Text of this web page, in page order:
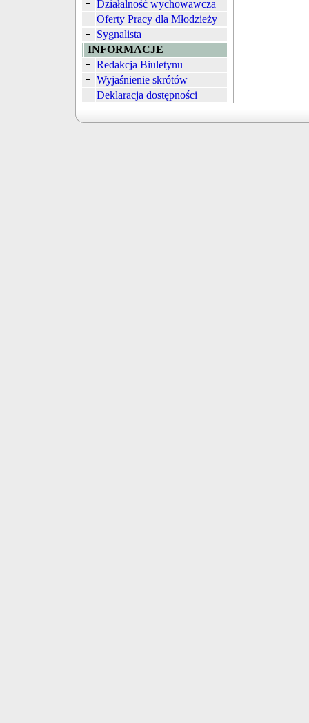
Działalność wychowawcza
Oferty Pracy dla Młodzieży
Sygnalista
INFORMACJE
Redakcja Biuletynu
Wyjaśnienie skrótów
Deklaracja dostępności